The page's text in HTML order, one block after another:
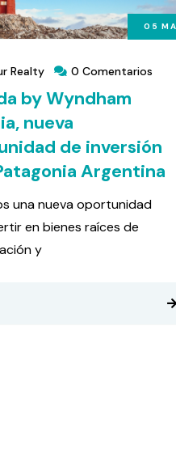
05
Realty 0 Comentarios
by Wyndham
nueva
de inversión
Argentina
una nueva oportunidad
en bienes raíces de
y